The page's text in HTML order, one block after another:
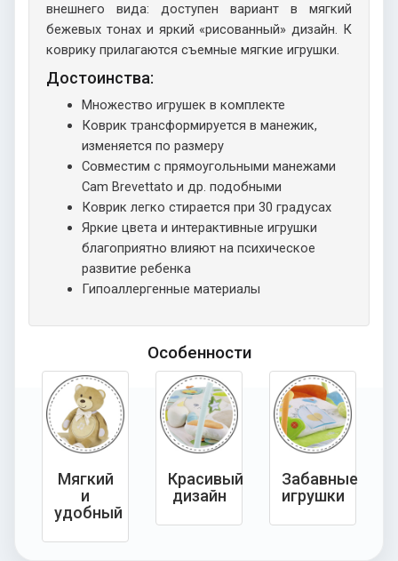
внешнего вида: доступен вариант в мягкий
бежевых тонах и яркий «рисованный» дизайн. К
коврику прилагаются съемные мягкие игрушки.
Достоинства:
Множество игрушек в комплекте
Коврик трансформируется в манежик,
изменяется по размеру
Совместим с прямоугольными манежами
Cam Brevettato и др. подобными
Коврик легко стирается при 30 градусах
Яркие цвета и интерактивные игрушки
благоприятно влияют на психическое
развитие ребенка
Гипоаллергенные материалы
Особенности
Мягкий
и
удобный
Красивый
дизайн
Забавные
игрушки